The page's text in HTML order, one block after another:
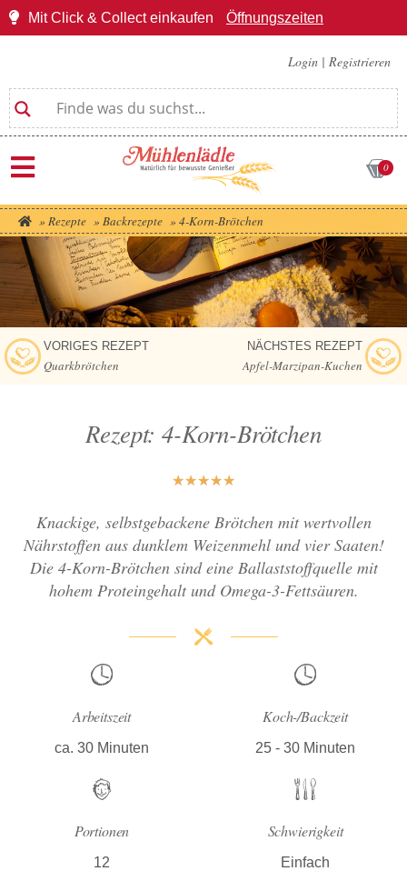
Mit Click & Collect einkaufen Öffnungszeiten
Login | Registrieren
0
» Rezepte » Backrezepte » 4-Korn-Brötchen
VORIGES REZEPT
Quarkbrötchen
NÄCHSTES REZEPT
Apfel-Marzipan-Kuchen
Rezept: 4-Korn-Brötchen
★★★★★
Knackige, selbstgebackene Brötchen mit wertvollen
Nährstoffen aus dunklem Weizenmehl und vier Saaten!
Die 4-Korn-Brötchen sind eine Ballaststoffquelle mit
hohem Proteingehalt und Omega-3-Fettsäuren.
Arbeitszeit
ca. 30 Minuten
Koch-/Backzeit
25 - 30 Minuten
Portionen
12
Schwierigkeit
Einfach